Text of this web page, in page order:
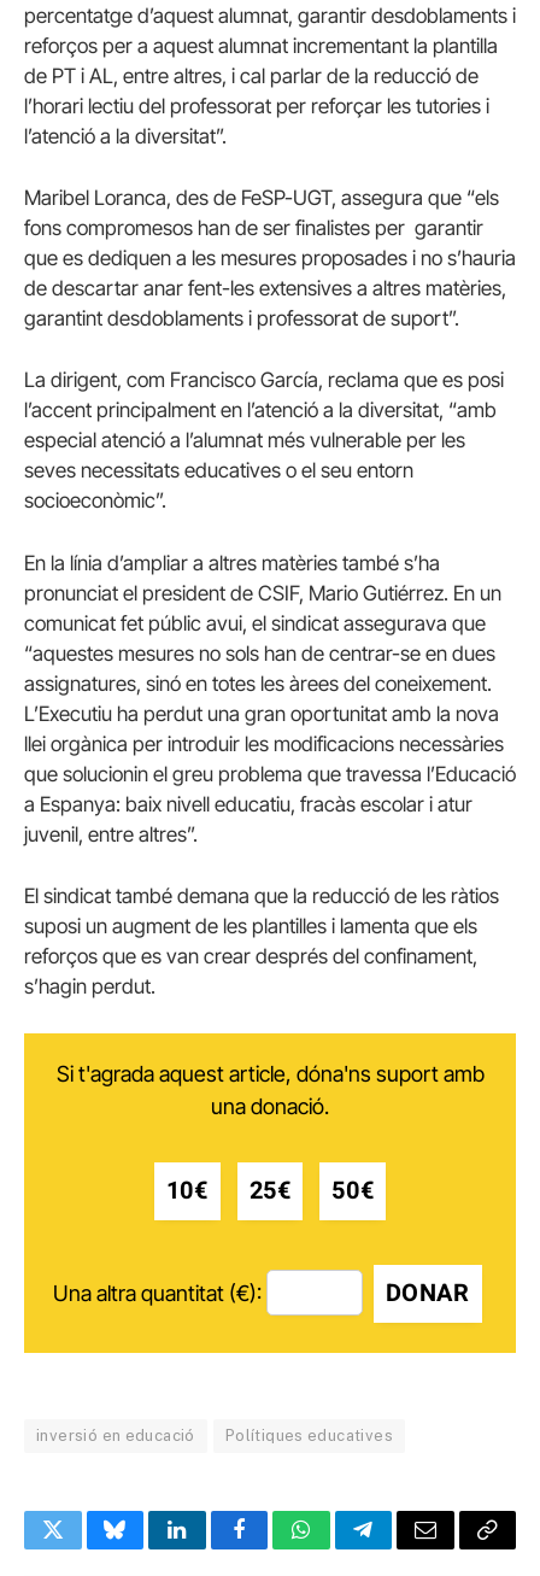
percentatge d’aquest alumnat, garantir desdoblaments i
reforços per a aquest alumnat incrementant la plantilla
de PT i AL, entre altres, i cal parlar de la reducció de
l’horari lectiu del professorat per reforçar les tutories i
l’atenció a la diversitat”.
Maribel Loranca, des de FeSP-UGT, assegura que “els
fons compromesos han de ser finalistes per garantir
que es dediquen a les mesures proposades i no s’hauria
de descartar anar fent-les extensives a altres matèries,
garantint desdoblaments i professorat de suport”.
La dirigent, com Francisco García, reclama que es posi
l’accent principalment en l’atenció a la diversitat, “amb
especial atenció a l’alumnat més vulnerable per les
seves necessitats educatives o el seu entorn
socioeconòmic”.
En la línia d’ampliar a altres matèries també s’ha
pronunciat el president de CSIF, Mario Gutiérrez. En un
comunicat fet públic avui, el sindicat assegurava que
“aquestes mesures no sols han de centrar-se en dues
assignatures, sinó en totes les àrees del coneixement.
L’Executiu ha perdut una gran oportunitat amb la nova
llei orgànica per introduir les modificacions necessàries
que solucionin el greu problema que travessa l’Educació
a Espanya: baix nivell educatiu, fracàs escolar i atur
juvenil, entre altres”.
El sindicat també demana que la reducció de les ràtios
suposi un augment de les plantilles i lamenta que els
reforços que es van crear després del confinament,
s’hagin perdut.
Si t'agrada aquest article, dóna'ns suport amb
una donació.
10€ 25€ 50€
Una altra quantitat (€): DONAR
inversió en educació Polítiques educatives
TwitterBlueskyLinkedInFacebookWhatsAppTelegramEmail Copy